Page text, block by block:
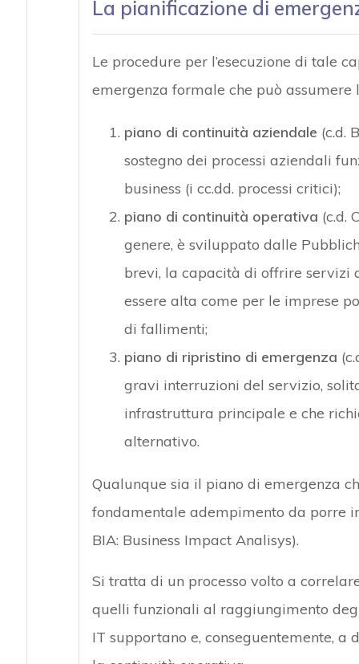
La pianificazione di
Le procedure per l’esecuzione di tale
emergenza formale che può assumere
piano di continuità aziendale (c.d.
sostegno dei processi aziendali
business (i cc.dd. processi critici);
piano di continuità operativa (c.d.
genere, è sviluppato dalle
brevi, la capacità di offrire servizi
essere alta come per le imprese
di fallimenti;
piano di ripristino di emergenza
gravi interruzioni del servizio,
infrastruttura principale e che
alternativo.
Qualunque sia il piano di emergenza
fondamentale adempimento da porre in
BIA: Business Impact Analisys).
Si tratta di un processo volto a
quelli funzionali al raggiungimento
IT supportano e, conseguentemente,